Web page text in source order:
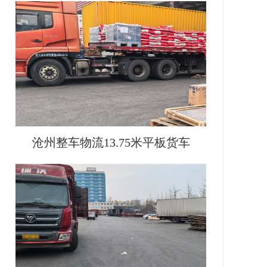
沧州整车物流13.75米平板货车